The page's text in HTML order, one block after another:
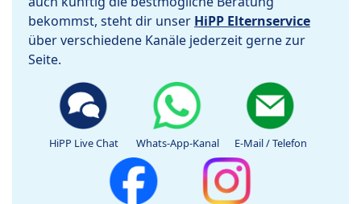
bekommst, steht dir unser HiPP Elternservice
über verschiedene Kanäle jederzeit gerne zur
Seite.
HiPP Live Chat Whats-App-Kanal E-Mail / Telefon